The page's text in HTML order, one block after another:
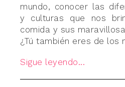
mundo, conocer las
y culturas que nos
comida y sus
¿Tú también eres de los
Sigue leyendo...